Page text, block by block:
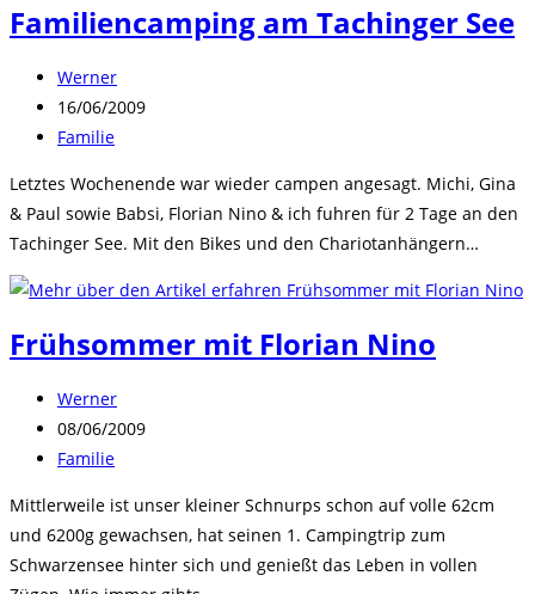
Familiencamping am Tachinger See
Beitrags-
Autor:
Werner
Beitrag
veröffentlicht:
16/06/2009
Beitrags-
Familie
Letztes Wochenende war wieder campen angesagt. Michi, Gina
& Paul sowie Babsi, Florian Nino & ich fuhren für 2 Tage an den
Tachinger See. Mit den Bikes und den Chariotanhängern…
Frühsommer mit Florian Nino
Beitrags-
Autor:
Werner
Beitrag
veröffentlicht:
08/06/2009
Beitrags-
Familie
Mittlerweile ist unser kleiner Schnurps schon auf volle 62cm
und 6200g gewachsen, hat seinen 1. Campingtrip zum
Schwarzensee hinter sich und genießt das Leben in vollen